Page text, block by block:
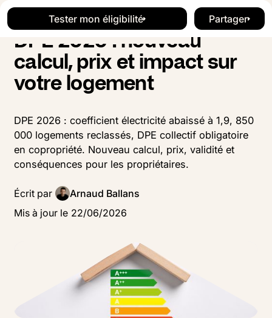
Button Text
Tester mon éligibilité
Blog Travaux
DPE 2026 : nouveau
calcul, prix et impact sur
votre logement
DPE 2026 : coefficient électricité abaissé à 1,9, 850
000 logements reclassés, DPE collectif obligatoire
en copropriété. Nouveau calcul, prix, validité et
conséquences pour les propriétaires.
Écrit par
Arnaud Ballans
Mis à jour le 22/06/2026
Button Text
Tester mon éligibilité Button
Partager